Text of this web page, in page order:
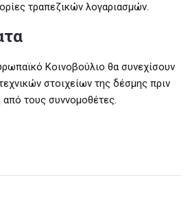
τραπεζικών λογαριασμών.
Κοινοβούλιο θα συνεχίσουν
στοιχείων της δέσμης πριν
από τους συννομοθέτες.